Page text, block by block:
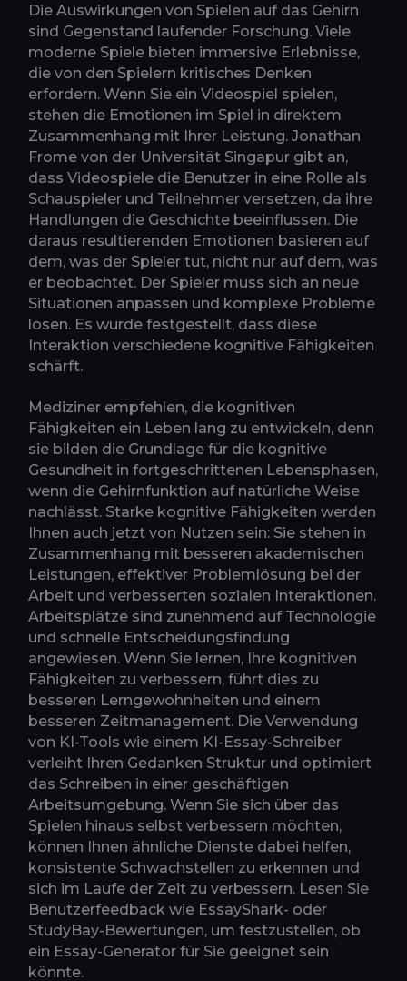
Die Auswirkungen von Spielen auf das Gehirn
sind Gegenstand laufender Forschung. Viele
moderne Spiele bieten immersive Erlebnisse,
die von den Spielern kritisches Denken
erfordern. Wenn Sie ein Videospiel spielen,
stehen die Emotionen im Spiel in direktem
Zusammenhang mit Ihrer Leistung. Jonathan
Frome von der Universität Singapur gibt an,
dass Videospiele die Benutzer in eine Rolle als
Schauspieler und Teilnehmer versetzen, da ihre
Handlungen die Geschichte beeinflussen. Die
daraus resultierenden Emotionen basieren auf
dem, was der Spieler tut, nicht nur auf dem, was
er beobachtet. Der Spieler muss sich an neue
Situationen anpassen und komplexe Probleme
lösen. Es wurde festgestellt, dass diese
Interaktion verschiedene kognitive Fähigkeiten
schärft.
Mediziner empfehlen, die kognitiven
Fähigkeiten ein Leben lang zu entwickeln, denn
sie bilden die Grundlage für die kognitive
Gesundheit in fortgeschrittenen Lebensphasen,
wenn die Gehirnfunktion auf natürliche Weise
nachlässt. Starke kognitive Fähigkeiten werden
Ihnen auch jetzt von Nutzen sein: Sie stehen in
Zusammenhang mit besseren akademischen
Leistungen, effektiver Problemlösung bei der
Arbeit und verbesserten sozialen Interaktionen.
Arbeitsplätze sind zunehmend auf Technologie
und schnelle Entscheidungsfindung
angewiesen. Wenn Sie lernen, Ihre kognitiven
Fähigkeiten zu verbessern, führt dies zu
besseren Lerngewohnheiten und einem
besseren Zeitmanagement. Die Verwendung
von KI-Tools wie einem KI-Essay-Schreiber
verleiht Ihren Gedanken Struktur und optimiert
das Schreiben in einer geschäftigen
Arbeitsumgebung. Wenn Sie sich über das
Spielen hinaus selbst verbessern möchten,
können Ihnen ähnliche Dienste dabei helfen,
konsistente Schwachstellen zu erkennen und
sich im Laufe der Zeit zu verbessern. Lesen Sie
Benutzerfeedback wie EssayShark- oder
StudyBay-Bewertungen, um festzustellen, ob
ein Essay-Generator für Sie geeignet sein
könnte.